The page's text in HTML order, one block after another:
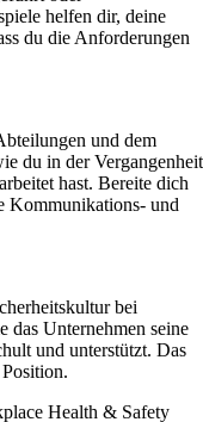
helfen dir, deine
du die Anforderungen
und dem
du in der Vergangenheit
hast. Bereite dich
Kommunikations- und
bei
das Unternehmen seine
und unterstützt. Das
Health & Safety